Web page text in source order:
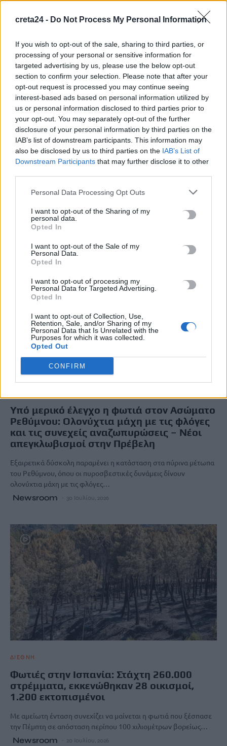
creta24 - Do Not Process My Personal Information
If you wish to opt-out of the sale, sharing to third parties, or
processing of your personal or sensitive information for
targeted advertising by us, please use the below opt-out
section to confirm your selection. Please note that after your
opt-out request is processed you may continue seeing
interest-based ads based on personal information utilized by
us or personal information disclosed to third parties prior to
your opt-out. You may separately opt-out of the further
disclosure of your personal information by third parties on the
IAB’s list of downstream participants. This information may
also be disclosed by us to third parties on the IAB’s List of
Downstream Participants that may further disclose it to other
Personal Data Processing Opt Outs
I want to opt-out of the Sharing of my
personal data.
Opted In
I want to opt-out of the Sale of my
Personal Data.
Opted In
I want to opt-out of processing my
Personal Data for Targeted Advertising.
Opted In
I want to opt-out of Collection, Use,
Retention, Sale, and/or Sharing of my
Personal Data that Is Unrelated with the
Purposes for which it was collected.
Opted Out
CONFIRM
ΚΡΗΤΗ ΡΕΘΥΜΝΟ
Συνάντηση Ανδρουλάκη – Ταταράκη με
φόντο τις φονικές πυρκαγιές στο Νότιο
Ρέθυμνο
Τον Δήμο Αγίου Βασιλείου, επισκέφθηκε χθες (Πέμπτη), ο
ενημερωθεί από κοντά…
Newsroom
Υπό μερικό έλεγχο η φωτιά στον Ασώματο
Ρεθύμνου: Ολονύχτια μάχη με τις φλόγες
και τις συνεχείς αναζωπυρώσεις – Νέοι
απεγκλωβισμοί στην Πρέβελη
Εξαιρετικά δύσκολη παραμένει η κατάσταση στα πύρινα μέτωπα
του Ρεθύμνου, όπου οι πυροσβεστικές δυνάμεις δίνουν
ολονύχτια μάχη με τις φλόγες…
Newsroom 30 Ιουλίου, 2026
ΔΙΕΘΝΗ
Φωτιές στην Ισπανία: Στάχτη 260.000
στρέμματα, εκκενώθηκαν 28 οικισμοί,
1.200 εκτοπισμένοι
Με αμείωτη ένταση συνεχίζει να μαίνεται η φωτιά που ξέσπασε
την Πέμπτη σε απόσταση περίπου 100 χιλιομέτρων βορείως…
Newsroom 20 Ιουλίου, 2026